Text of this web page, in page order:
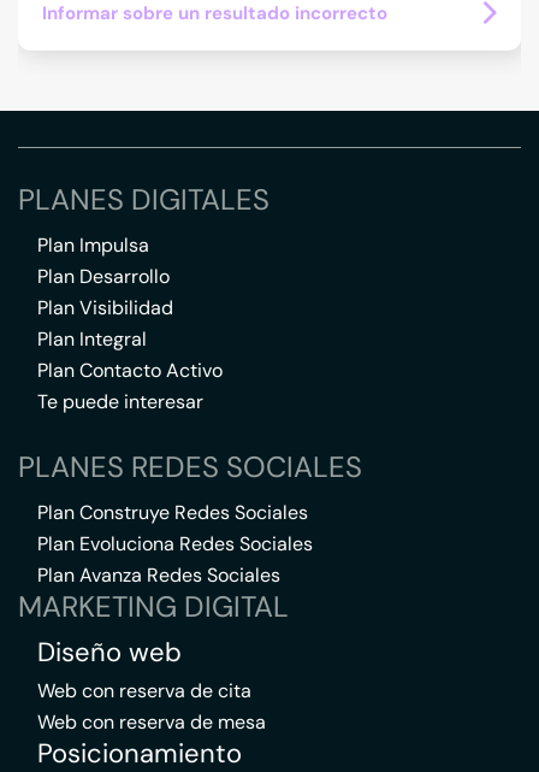
Informar sobre un resultado incorrecto
PLANES DIGITALES
Plan Impulsa
Plan Desarrollo
Plan Visibilidad
Plan Integral
Plan Contacto Activo
Te puede interesar
PLANES REDES SOCIALES
Plan Construye Redes Sociales
Plan Evoluciona Redes Sociales
Plan Avanza Redes Sociales
MARKETING DIGITAL
Diseño web
Web con reserva de cita
Web con reserva de mesa
Posicionamiento